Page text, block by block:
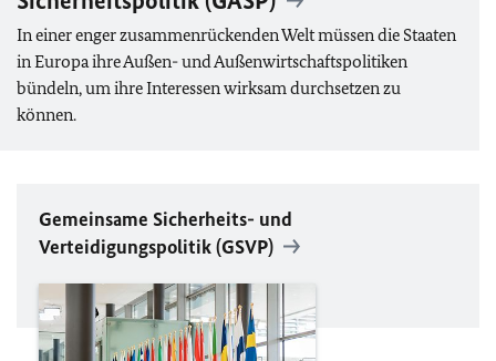
In einer enger zusammenrückenden Welt müssen die Staaten
in Europa ihre Außen- und Außenwirtschaftspolitiken
bündeln, um ihre Interessen wirksam durchsetzen zu
können.
Gemeinsame Sicherheits- und
Verteidigungspolitik (GSVP)